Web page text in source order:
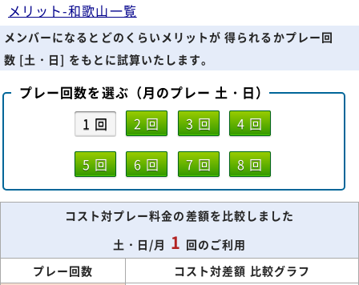
メリット-和歌山一覧
メンバーになるとどのくらいメリットが 得られるかプレー回
数 [土・日] をもとに試算いたします。
プレー回数を選ぶ（月のプレー 土・日）
1 回
2 回 3 回 4 回
5 回 6 回 7 回 8 回
コスト対プレー料金の差額を比較しました
土・日/月 1 回のご利用
プレー回数
コスト対差額 比較グラフ